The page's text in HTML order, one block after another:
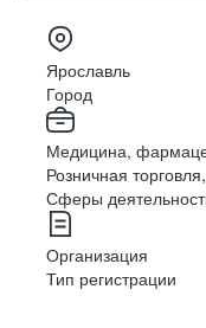
Ярославль
Город
Медицина,
Розничная
Сферы
Организация
Тип регистрации